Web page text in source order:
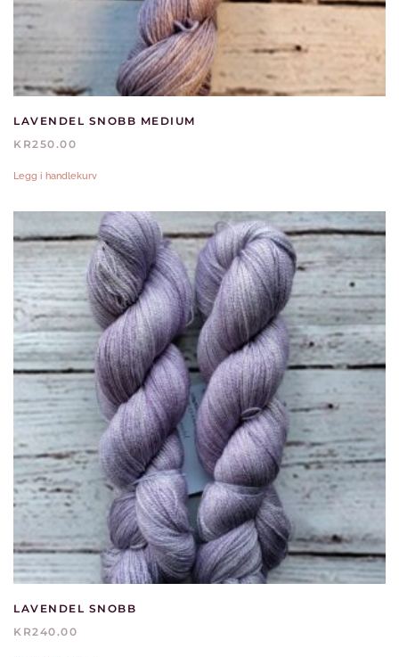
LAVENDEL SNOBB MEDIUM
KR250.00
Legg i handlekurv
LAVENDEL SNOBB
KR240.00